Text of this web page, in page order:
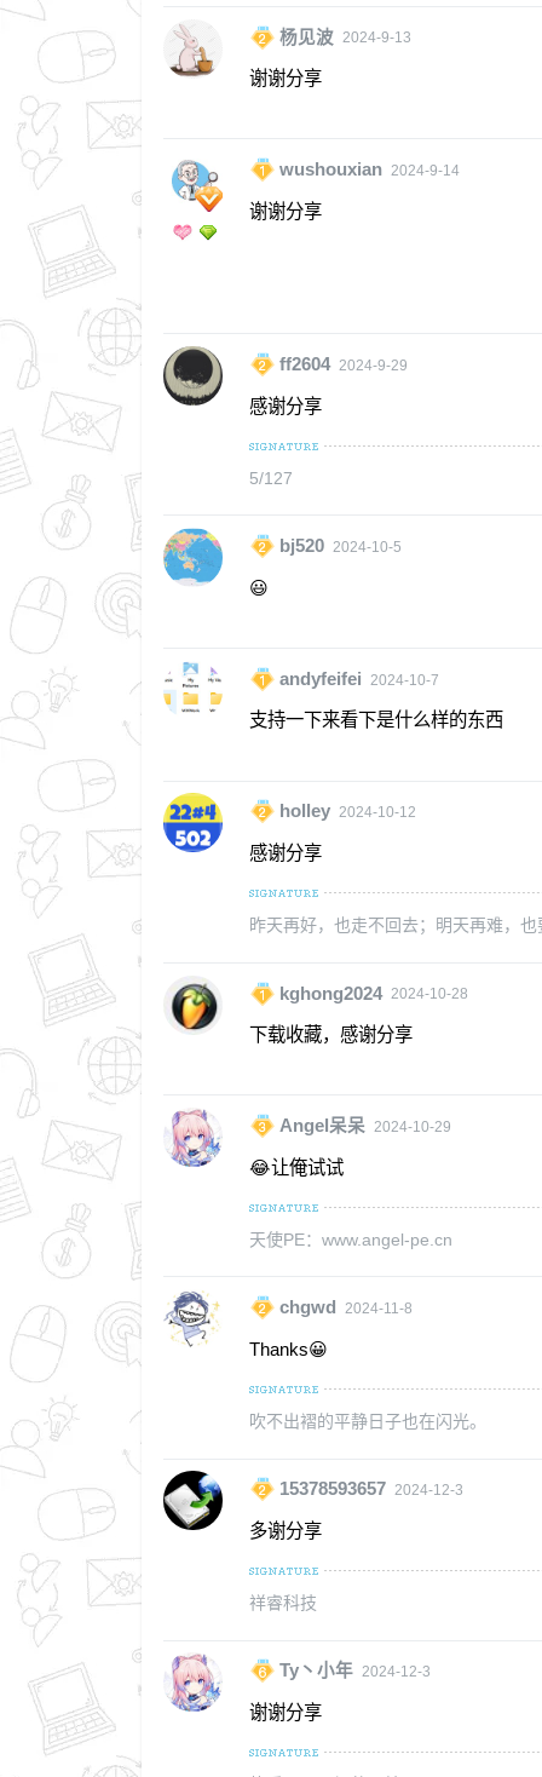
杨见波 2024-9-13
谢谢分享
wushouxian 2024-9-14
谢谢分享
ff2604 2024-9-29
感谢分享
5/127
bj520 2024-10-5
😃
andyfeifei 2024-10-7
支持一下来看下是什么样的东西
holley 2024-10-12
感谢分享
昨天再好，也走不回去；明天再难，也
kghong2024 2024-10-28
下载收藏，感谢分享
Angel呆呆 2024-10-29
😂让俺试试
天使PE：www.angel-pe.cn
chgwd 2024-11-8
Thanks😀
吹不出褶的平静日子也在闪光。
15378593657 2024-12-3
多谢分享
祥睿科技
Ty丶小年 2024-12-3
谢谢分享